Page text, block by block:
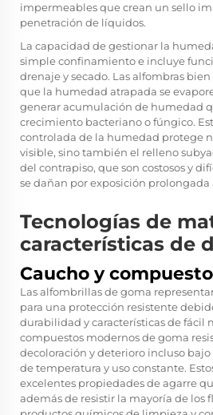
impermeables que crean un sello
penetración de líquidos.
La capacidad de gestionar la
simple confinamiento e incluye
drenaje y secado. Las alfombras
que la humedad atrapada se
generar acumulación de humedad
crecimiento bacteriano o fúngico.
controlada de la humedad protege
visible, sino también el relleno
del contrapiso, que son costosos y
se dañan por exposición prolongada
Tecnologías de
características de
Caucho y
Las alfombrillas de goma
para una protección resistente
durabilidad y características de fácil
compuestos modernos de goma
decoloración y deterioro incluso
de temperatura y uso constante.
excelentes propiedades de agarre
además de resistir la mayoría de los